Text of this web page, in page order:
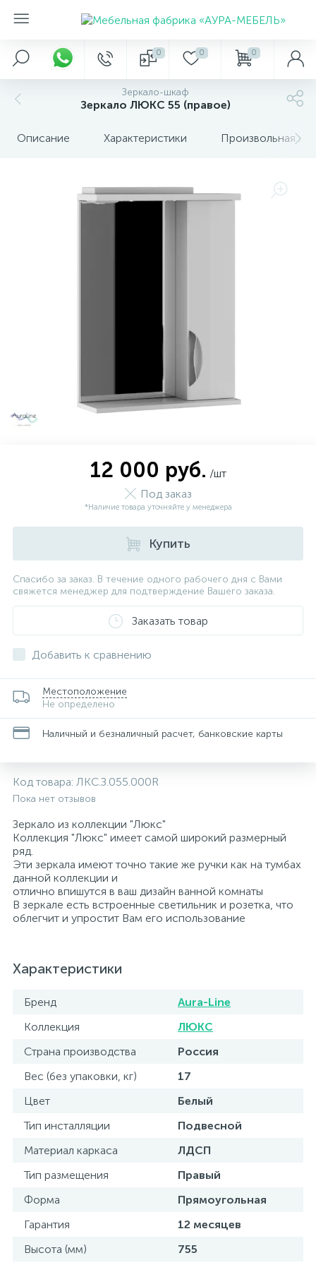
0 0 0
Зеркало-шкаф
Зеркало ЛЮКС 55 (правое)
Описание Характеристики Произвольная
12 000 руб. /шт
Под заказ
*Наличие товара уточняйте у менеджера
Купить
Спасибо за заказ. В течение одного рабочего дня с Вами
свяжется менеджер для подтверждение Вашего заказа.
Заказать товар
Добавить к сравнению
Местоположение
Не определено
Наличный и безналичный расчет, банковские карты
Код товара: ЛКС.З.055.000R
Пока нет отзывов
Зеркало из коллекции "Люкс"
Коллекция "Люкс" имеет самой широкий размерный
ряд.
Эти зеркала имеют точно такие же ручки как на тумбах
данной коллекции и
отлично впишутся в ваш дизайн ванной комнаты
В зеркале есть встроенные светильник и розетка, что
облегчит и упростит Вам его использование
Характеристики
Бренд
Aura-Line
Коллекция
ЛЮКС
Страна производства
Россия
Вес (без упаковки, кг)
17
Цвет
Белый
Тип инсталляции
Подвесной
Материал каркаса
ЛДСП
Тип размещения
Правый
Форма
Прямоугольная
Гарантия
12 месяцев
Высота (мм)
755